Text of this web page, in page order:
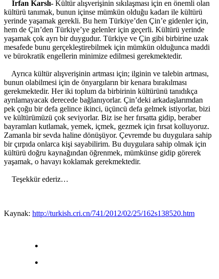
İrfan Karslı- Kültür alışverişinin sıkılaşması için en önemli olan
kültürü tanımak, bunun içinse mümkün olduğu kadarı ile kültürü
yerinde yaşamak gerekli. Bu hem Türkiye’den Çin’e gidenler için,
hem de Çin’den Türkiye’ye gelenler için geçerli. Kültürü yerinde
yaşamak çok ayrı bir duygudur. Türkiye ve Çin gibi birbirine uzak
mesafede bunu gerçekleştirebilmek için mümkün olduğunca maddi
ve bürokratik engellerin minimize edilmesi gerekmektedir.
Ayrıca kültür alışverişinin artması için; ilginin ve talebin artması,
bunun olabilmesi için de önyargıların bir kenara bırakılması
gerekmektedir. Her iki toplum da birbirinin kültürünü tanıdıkça
ayrılamayacak derecede bağlanıyorlar. Çin’deki arkadaşlarımdan
pek çoğu bir defa gelince ikinci, üçüncü defa gelmek istiyorlar, bizi
ve kültürümüzü çok seviyorlar. Biz ise her fırsatta gidip, beraber
bayramları kutlamak, yemek, içmek, gezmek için fırsat kolluyoruz.
Zamanla bir sevda haline dönüşüyor. Çevremde bu duygulara sahip
bir çırpıda onlarca kişi sayabilirim. Bu duygulara sahip olmak için
kültürü doğru kaynağından öğrenmek, mümkünse gidip görerek
yaşamak, o havayı koklamak gerekmektedir.
Teşekkür ederiz…
Kaynak: http://turkish.cri.cn/741/2012/02/25/162s138520.htm